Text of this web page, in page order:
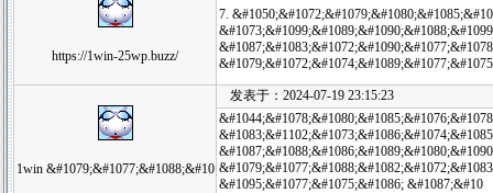
https://1win-25wp.buzz/
7.
1win &#1079;&#1077;&#1088;&#10
发表于：2024-07-19 23:15:23
&#1095;&#1077;&#1075;&#1086; &#1087;&#10